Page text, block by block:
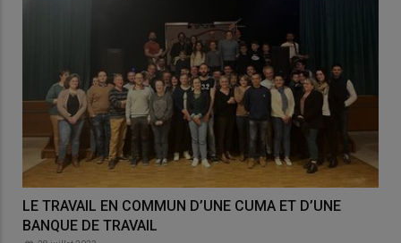
LE TRAVAIL EN COMMUN D’UNE CUMA ET D’UNE
BANQUE DE TRAVAIL